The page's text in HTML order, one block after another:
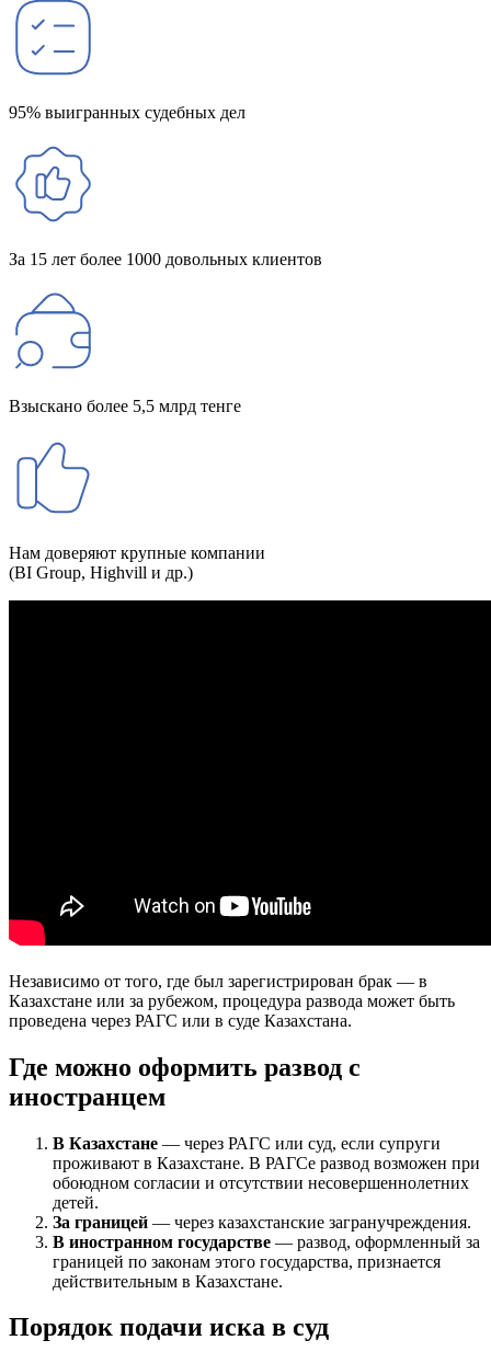
95% выигранных судебных дел
За 15 лет более 1000 довольных клиентов
Взыскано более 5,5 млрд тенге
Нам доверяют крупные компании
(BI Group, Highvill и др.)
Независимо от того, где был зарегистрирован брак — в
Казахстане или за рубежом, процедура развода может быть
проведена через РАГС или в суде Казахстана.
Где можно оформить развод с
иностранцем
В Казахстане — через РАГС или суд, если супруги
проживают в Казахстане. В РАГСе развод возможен при
обоюдном согласии и отсутствии несовершеннолетних
детей.
За границей — через казахстанские загранучреждения.
В иностранном государстве — развод, оформленный за
границей по законам этого государства, признается
действительным в Казахстане.
Порядок подачи иска в суд